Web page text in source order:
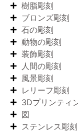
樹脂彫刻
ブロンズ彫刻
石の彫刻
動物の彫刻
装飾彫刻
人間の彫刻
風景彫刻
レリーフ彫刻
3Dプリンティ
図
ステンレス彫刻